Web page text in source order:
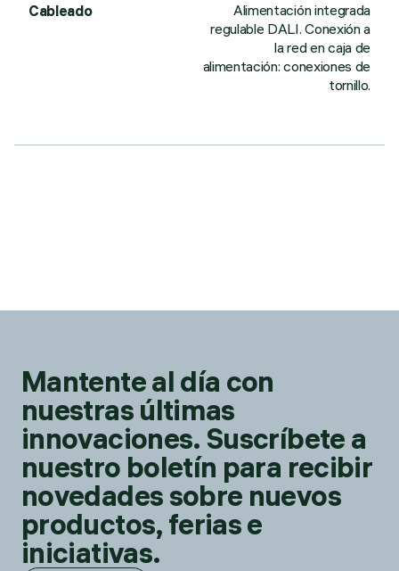
Cableado
Alimentación integrada
regulable DALI. Conexión a
la red en caja de
alimentación: conexiones de
tornillo.
Mantente al día con
nuestras últimas
innovaciones. Suscríbete a
nuestro boletín para recibir
novedades sobre nuevos
productos, ferias e
iniciativas.